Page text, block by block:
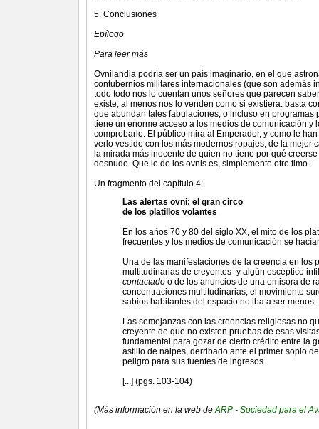
5. Conclusiones
Epílogo
Para leer más
Ovnilandia podría ser un país imaginario, en el que
contubernios militares internacionales (que son además
todo todo nos lo cuentan unos señores que parecen
existe, al menos nos lo venden como si existiera: basta
que abundan tales fabulaciones, o incluso en
tiene un enorme acceso a los medios de comunicación
comprobarlo. El público mira al Emperador, y como le
verlo vestido con los más modernos ropajes, de la mejor
la mirada más inocente de quien no tiene por qué
desnudo. Que lo de los ovnis es, simplemente otro timo.
Un fragmento del capítulo 4:
Las alertas ovni: el gran circo
de los platillos volantes
En los años 70 y 80 del siglo XX, el mito de los
frecuentes y los medios de comunicación se
Una de las manifestaciones de la creencia en los
multitudinarias de creyentes -y algún escéptico
contactado o de los anuncios de una emisora de
concentraciones multitudinarias, el movimiento
sabios habitantes del espacio no iba a ser menos.
Las semejanzas con las creencias religiosas no
creyente de que no existen pruebas de esas
fundamental para gozar de cierto crédito entre la
astillo de naipes, derribado ante el primer soplo
peligro para sus fuentes de ingresos.
[...] (pgs. 103-104)
(Más información en la web deARP - Sociedad para el